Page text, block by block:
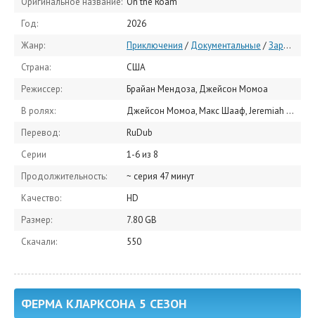
Год:
2026
Жанр:
Приключения / Документальные /Зарубежные сериалы
Страна:
США
Режиссер:
Брайан Мендоза, Джейсон Момоа
В ролях:
Джейсон Момоа, Макс Шааф, Jeremiah Armenta
Перевод:
RuDub
Серии
1-6 из 8
Продолжительность:
~ серия 47 минут
Качество:
HD
Размер:
7.80 GB
Скачали:
550
ФЕРМА КЛАРКСОНА 5 СЕЗОН